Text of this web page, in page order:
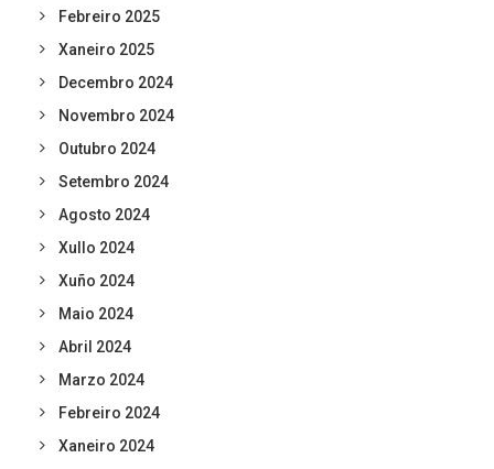
Febreiro 2025
Xaneiro 2025
Decembro 2024
Novembro 2024
Outubro 2024
Setembro 2024
Agosto 2024
Xullo 2024
Xuño 2024
Maio 2024
Abril 2024
Marzo 2024
Febreiro 2024
Xaneiro 2024